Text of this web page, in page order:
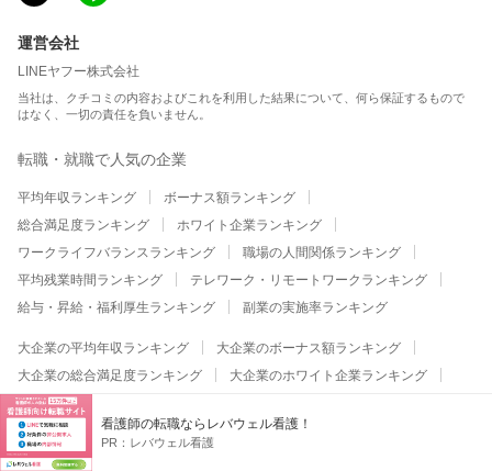
看護師の転職ならレバウェル看護！
PR： レバウェル看護
運営会社
LINEヤフー株式会社
当社は、クチコミの内容およびこれを利用した結果について、何ら保証するもので
はなく、一切の責任を負いません。
転職・就職で人気の企業
平均年収ランキング
ボーナス額ランキング
総合満足度ランキング
ホワイト企業ランキング
ワークライフバランスランキング
職場の人間関係ランキング
平均残業時間ランキング
テレワーク・リモートワークランキング
給与・昇給・福利厚生ランキング
副業の実施率ランキング
大企業の平均年収ランキング
大企業のボーナス額ランキング
大企業の総合満足度ランキング
大企業のホワイト企業ランキング
大企業のワークライフバランスランキング
大企業の職場の人間関係ランキング
大企業の平均残業時間ランキング